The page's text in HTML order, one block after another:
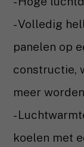
- Volledig
panelen op
constructie,
meer
-
koelen met